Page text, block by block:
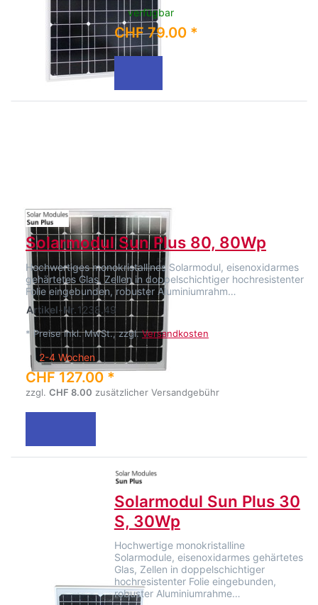
verfügbar
CHF 79.00 *
Solarmodul Sun Plus 80, 80Wp
Hochwertiges monokristallines Solarmodul, eisenoxidarmes
gehärtetes Glas, Zellen in doppelschichtiger hochresistenter
Folie eingebunden, robuster Aluminiumrahm…
Artikel-Nr.1238.49
* Preise inkl. MwSt., zzgl.Versandkosten
2-4 Wochen
CHF 127.00 *
zzgl. CHF 8.00 zusätzlicher Versandgebühr
Solarmodul Sun Plus 30
S, 30Wp
Hochwertige monokristalline
Solarmodule, eisenoxidarmes gehärtetes
Glas, Zellen in doppelschichtiger
hochresistenter Folie eingebunden,
robuster Aluminiumrahme…